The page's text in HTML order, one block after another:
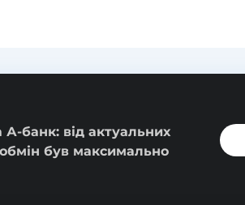
банк: від актуальних
був максимально